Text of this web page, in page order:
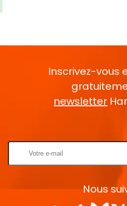
Inscrivez-vous
newsletter
Nous